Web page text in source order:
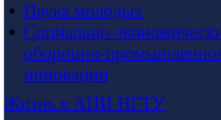
Наука молодых
Социально-
оборонно-
инновации
Жизнь в АПИ НГТУ